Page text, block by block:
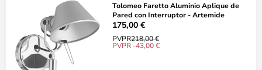
Tolomeo Faretto Aluminio Aplique de
Pared con Interruptor - Artemide
175,00 €
PVPR218,00 €
PVPR -43,00 €